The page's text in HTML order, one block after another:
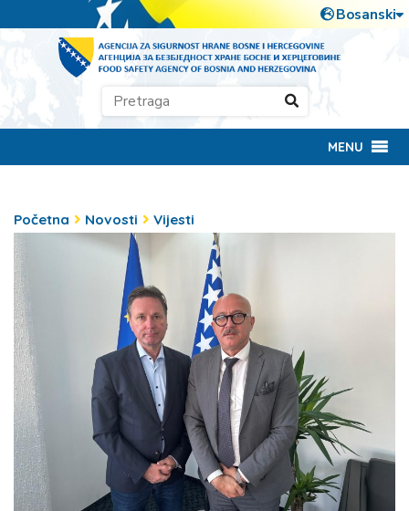
MENU
Početna Novosti Vijesti